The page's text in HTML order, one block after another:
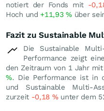
notiert der Fonds mit -
Hoch und +11,93%über
Fazit zu Sustainable
Die Sustainable
Performance zeigt
den Zeitraum von 1 Jahr
%. Die Performance ist in
und Sustainable Multi-
zurzeit -0,18 %unter dem